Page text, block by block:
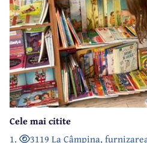
Cele mai citite
1.
3119 La Câmpina,